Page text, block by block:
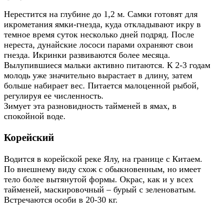
Нерестится на глубине до 1,2 м. Самки готовят для
икрометания ямки-гнезда, куда откладывают икру в
темное время суток несколько дней подряд. После
нереста, дунайские лососи парами охраняют свои
гнезда. Икринки развиваются более месяца.
Вылупившиеся мальки активно питаются. К 2-3 годам
молодь уже значительно вырастает в длину, затем
больше набирает вес. Питается малоценной рыбой,
регулируя ее численность.
Зимует эта разновидность тайменей в ямах, в
спокойной воде.
Корейский
Водится в корейской реке Ялу, на границе с Китаем.
По внешнему виду схож с обыкновенным, но имеет
тело более вытянутой формы. Окрас, как и у всех
тайменей, маскировочный – бурый с зеленоватым.
Встречаются особи в 20-30 кг.